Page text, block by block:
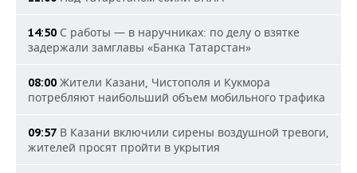
14:50 С работы — в наручниках: по делу о взятке
задержали замглавы «Банка Татарстан»
08:00 Жители Казани, Чистополя и Кукмора
потребляют наибольший объем мобильного трафика
09:57 В Казани включили сирены воздушной тревоги,
жителей просят пройти в укрытия